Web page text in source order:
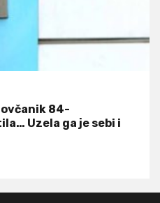
84-
Uzela ga je sebi i